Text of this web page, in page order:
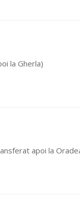
la Gherla)
apoi la